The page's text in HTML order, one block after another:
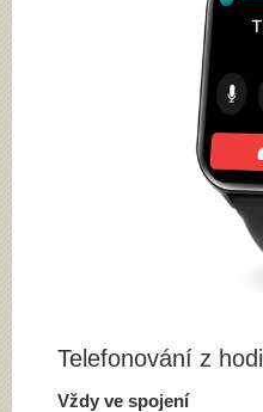
Telefonování z
Vždy ve spojení